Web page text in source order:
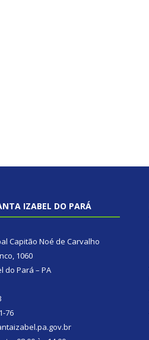
IZABEL DO PARÁ
Capitão Noé de Carvalho
1060
do Pará – PA
76